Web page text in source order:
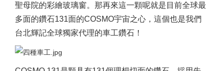
聖母院的彩繪玻璃窗。那再來這一顆呢就是目前全球最
多面的鑽石131面的COSMO宇宙之心，這個也是我們
台北輝記全球獨家代理的車工鑽石！